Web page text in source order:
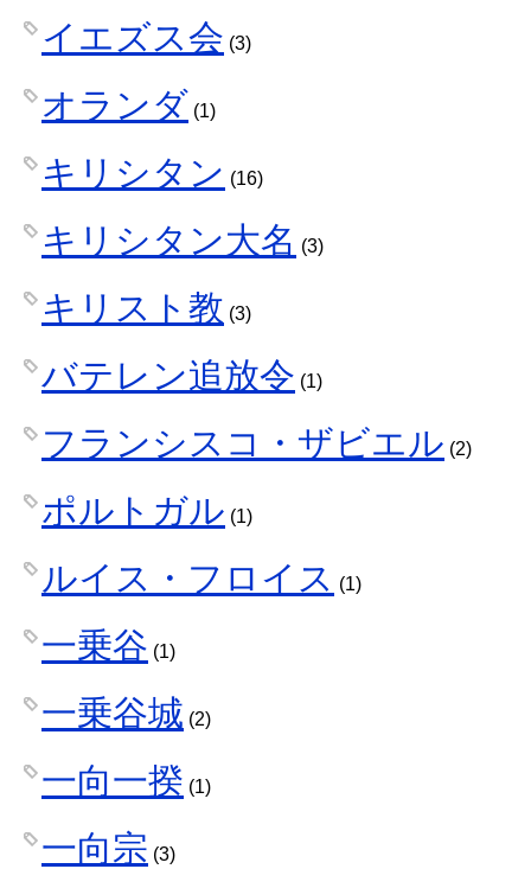
イエズス会 (3)
オランダ (1)
キリシタン (16)
キリシタン大名 (3)
キリスト教 (3)
バテレン追放令 (1)
フランシスコ・ザビエル (2)
ポルトガル (1)
ルイス・フロイス (1)
一乗谷 (1)
一乗谷城 (2)
一向一揆 (1)
一向宗 (3)